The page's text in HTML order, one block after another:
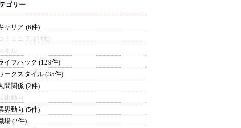
ゴリー
ャリア (6件)
ミュニティ活動
キル
イフハック (129件)
ークスタイル (35件)
間関係 (2件)
術動向
界動向 (5件)
場 (2件)